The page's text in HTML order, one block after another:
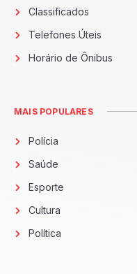
Classificados
Telefones Úteis
Horário de Ônibus
MAIS POPULARES
Polícia
Saúde
Esporte
Cultura
Política